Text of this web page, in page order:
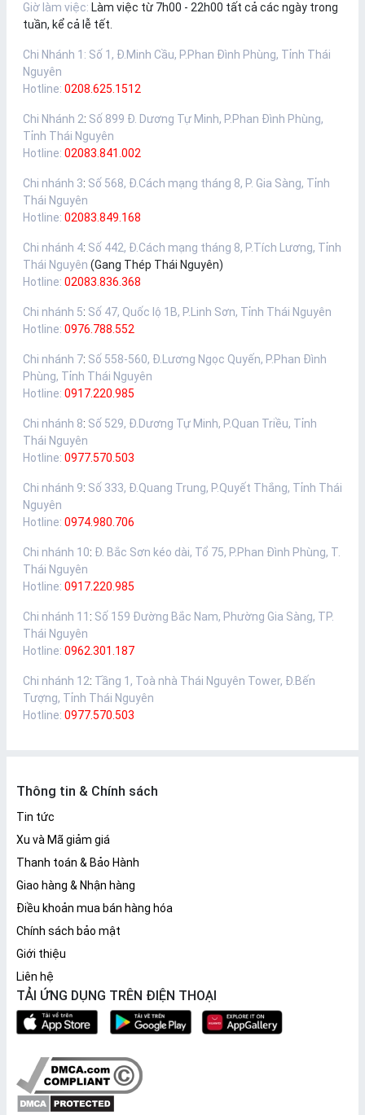
Giờ làm việc: Làm việc từ 7h00 - 22h00 tất cả các ngày trong
tuần, kể cả lễ tết.
Chi Nhánh 1 : Số 1, Đ.Minh Cầu, P.Phan Đình Phùng, Tỉnh Thái
Nguyên
Hotline: 0208.625.1512
Chi Nhánh 2: Số 899 Đ. Dương Tự Minh, P.Phan Đình Phùng,
Tỉnh Thái Nguyên
Hotline: 02083.841.002
Chi nhánh 3: Số 568, Đ.Cách mạng tháng 8, P. Gia Sàng, Tỉnh
Thái Nguyên
Hotline: 02083.849.168
Chi nhánh 4: Số 442, Đ.Cách mạng tháng 8, P.Tích Lương, Tỉnh
Thái Nguyên (Gang Thép Thái Nguyên)
Hotline: 02083.836.368
Chi nhánh 5: Số 47, Quốc lộ 1B, P.Linh Sơn, Tỉnh Thái Nguyên
Hotline: 0976.788.552
Chi nhánh 7: Số 558-560, Đ.Lương Ngọc Quyến, P.Phan Đình
Phùng, Tỉnh Thái Nguyên
Hotline: 0917.220.985
Chi nhánh 8: Số 529, Đ.Dương Tự Minh, P.Quan Triều, Tỉnh
Thái Nguyên
Hotline: 0977.570.503
Chi nhánh 9: Số 333, Đ.Quang Trung, P.Quyết Thắng, Tỉnh Thái
Nguyên
Hotline: 0974.980.706
Chi nhánh 10: Đ. Bắc Sơn kéo dài, Tổ 75, P.Phan Đình Phùng, T.
Thái Nguyên
Hotline: 0917.220.985
Chi nhánh 11 : Số 159 Đường Bắc Nam, Phường Gia Sàng, TP.
Thái Nguyên
Hotline: 0962.301.187
Chi nhánh 12: Tầng 1, Toà nhà Thái Nguyên Tower, Đ.Bến
Tượng, Tỉnh Thái Nguyên
Hotline: 0977.570.503
Thông tin & Chính sách
Tin tức
Xu và Mã giảm giá
Thanh toán & Bảo Hành
Giao hàng & Nhận hàng
Điều khoản mua bán hàng hóa
Chính sách bảo mật
Giới thiệu
Liên hệ
TẢI ỨNG DỤNG TRÊN ĐIỆN THOẠI